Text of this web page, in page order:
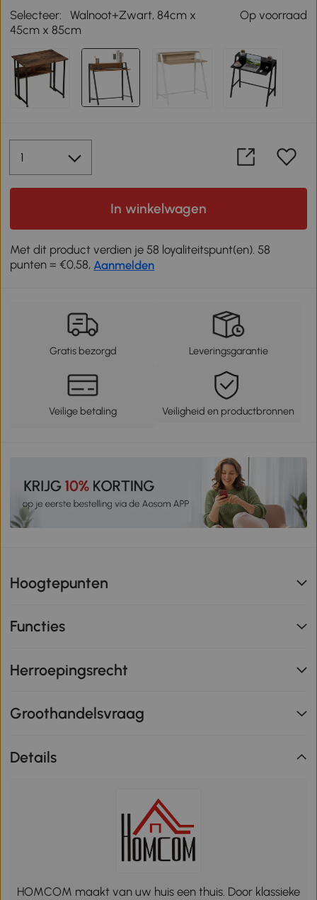
Selecteer:
Walnoot+Zwart, 84cm x
45cm x 85cm
Op voorraad
In winkelwagen
Met dit product verdien je 58 loyaliteitspunt(en). 58
punten = €0,58, Aanmelden
Gratis bezorgd Leveringsgarantie
Veilige betaling Veiligheid en productbronnen
Hoogtepunten
Functies
Herroepingsrecht
Groothandelsvraag
Details
HOMCOM maakt van uw huis een thuis. Door klassieke